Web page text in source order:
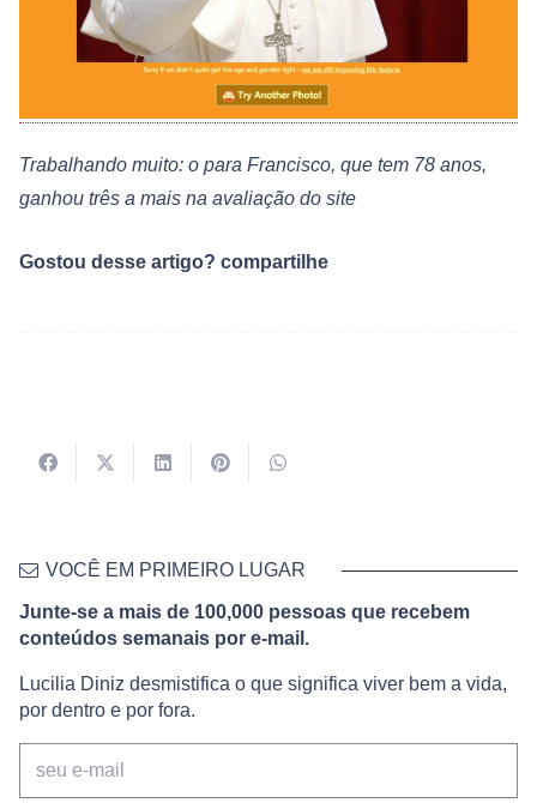
Trabalhando muito: o para Francisco, que tem 78 anos,
ganhou três a mais na avaliação do site
Gostou desse artigo? compartilhe
VOCÊ EM PRIMEIRO LUGAR
Junte-se a mais de 100,000 pessoas que recebem
conteúdos semanais por e-mail.
Lucilia Diniz desmistifica o que significa viver bem a vida,
por dentro e por fora.